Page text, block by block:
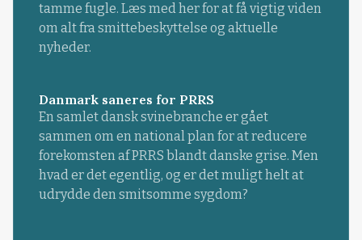
tamme fugle. Læs med her for at få vigtig viden
om alt fra smittebeskyttelse og aktuelle
nyheder.
Danmark saneres for PRRS
En samlet dansk svinebranche er gået
sammen om en national plan for at reducere
forekomsten af PRRS blandt danske grise. Men
hvad er det egentlig, og er det muligt helt at
udrydde den smitsomme sygdom?